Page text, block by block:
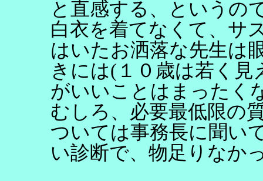
と直感する、というの
白衣を着てなくて、サ
はいたお洒落な先生は
きには(１０歳は若く
がいいことはまったく
むしろ、必要最低限の
ついては事務長に聞い
い診断で、物足りなか